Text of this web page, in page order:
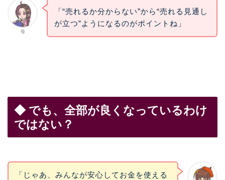
母
「“売れるか分からない”から“売れる見通し
が立つ”ようになるのがポイントね」
◆ でも、全部が良くなっているわけ
ではない？
「じゃあ、みんなが安心してお金を使える